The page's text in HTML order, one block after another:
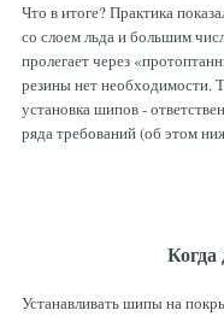
Что в итоге? Практика
со слоем льда и большим
пролегает через
резины нет необходимости.
установка шипов -
ряда требований (об этом
Устанавливать шипы на